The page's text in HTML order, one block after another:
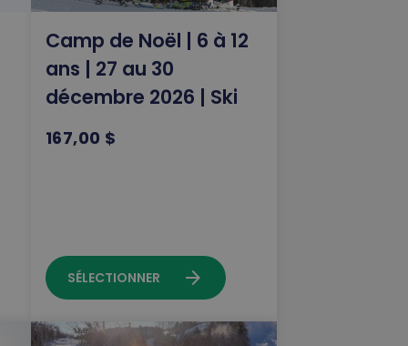
Camp de Noël | 6 à 12
ans | 27 au 30
décembre 2026 | Ski
167,00 $
SÉLECTIONNER arrow_forward